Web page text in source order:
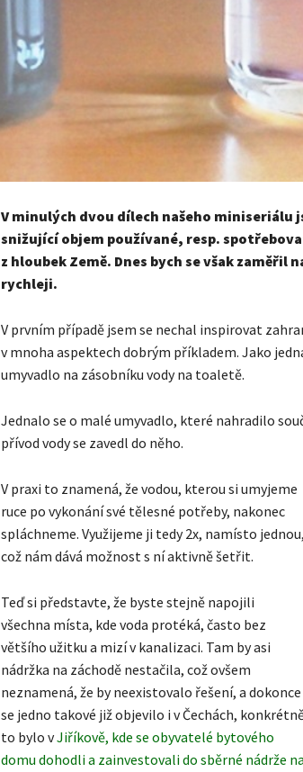
V minulých dvou dílech našeho miniseriálu
snižující objem používané, resp.
z hloubek Země. Dnes bych se však
rychleji.
V prvním případě jsem se nechal inspirovat
v mnoha aspektech dobrým příkladem. Jako
umyvadlo na zásobníku vody na toaletě.
Jednalo se o malé umyvadlo, které nahradilo
přívod vody se zavedl do něho.
V praxi to znamená, že vodou, kterou si umyjeme
ruce po vykonání své tělesné potřeby, nakonec
spláchneme. Využijeme ji tedy 2x, namísto jednou,
což nám dává možnost s ní aktivně šetřit.
Teď si představte, že byste stejně napojili
všechna místa, kde voda protéká, často bez
většího užitku a mizí v kanalizaci. Tam by asi
nádržka na záchodě nestačila, což ovšem
neznamená, že by neexistovalo řešení, a dokonce
se jedno takové již objevilo i v Čechách,
to bylo vJiříkově, kde se obyvatelé bytového
domu dohodli a zainvestovali do sběrné nádrže na